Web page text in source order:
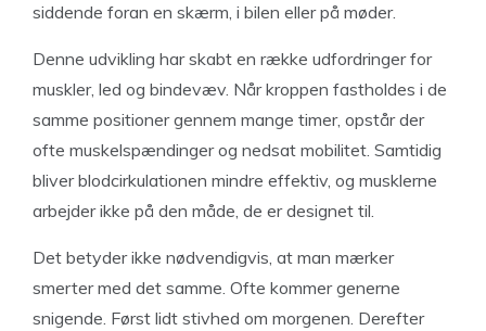
siddende foran en skærm, i bilen eller på møder.
Denne udvikling har skabt en række udfordringer for
muskler, led og bindevæv. Når kroppen fastholdes i de
samme positioner gennem mange timer, opstår der
ofte muskelspændinger og nedsat mobilitet. Samtidig
bliver blodcirkulationen mindre effektiv, og musklerne
arbejder ikke på den måde, de er designet til.
Det betyder ikke nødvendigvis, at man mærker
smerter med det samme. Ofte kommer generne
snigende. Først lidt stivhed om morgenen. Derefter